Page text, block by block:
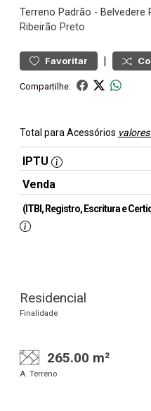
Terreno Padrão - Belvedere
Ribeirão Preto
Favoritar |
Compartilhe:
Total para Acessórios
IPTU
Venda
(ITBI, Registro, Escritura e
Residencial
Finalidade
265.00 m²
A. Terreno